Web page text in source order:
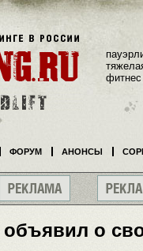
о
фитнес
ФОРУМ АНОНСЫ